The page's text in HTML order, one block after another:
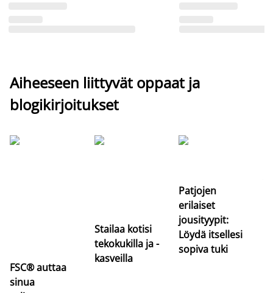
Aiheeseen liittyvät oppaat ja
blogikirjoitukset
FSC® auttaa
sinua
Stailaa kotisi
tekokukilla ja -
kasveilla
Patjojen
erilaiset
jousityypit:
Löydä itsellesi
sopiva tuki